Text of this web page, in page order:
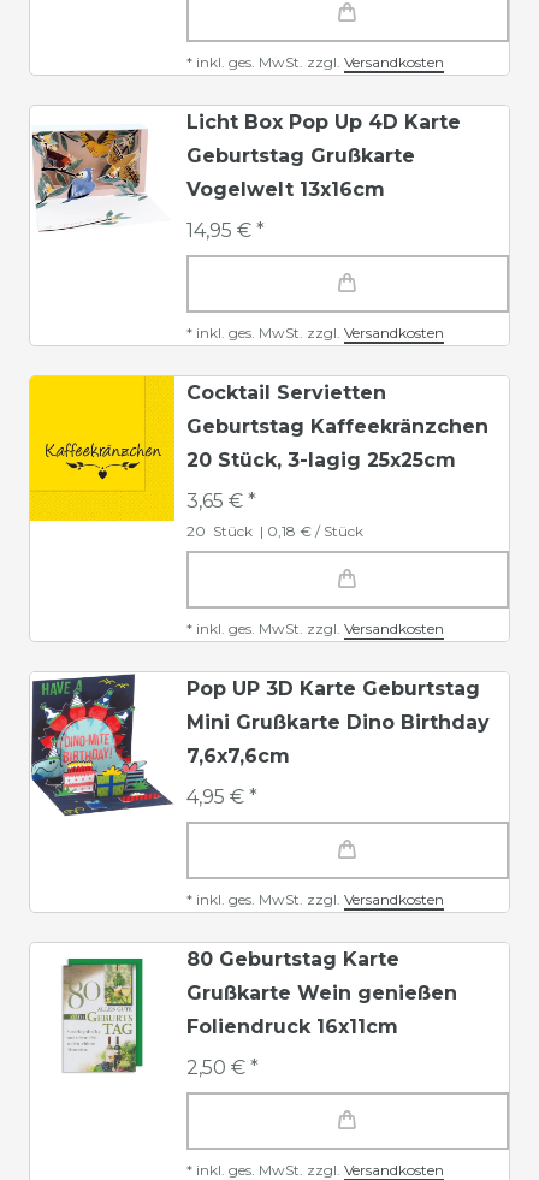
* inkl. ges. MwSt. zzgl. Versandkosten
Licht Box Pop Up 4D Karte
Geburtstag Grußkarte
Vogelwelt 13x16cm
14,95 € *
* inkl. ges. MwSt. zzgl. Versandkosten
Cocktail Servietten
Geburtstag Kaffeekränzchen
20 Stück, 3-lagig 25x25cm
3,65 € *
20 Stück | 0,18 € / Stück
* inkl. ges. MwSt. zzgl. Versandkosten
Pop UP 3D Karte Geburtstag
Mini Grußkarte Dino Birthday
7,6x7,6cm
4,95 € *
* inkl. ges. MwSt. zzgl. Versandkosten
80 Geburtstag Karte
Grußkarte Wein genießen
Foliendruck 16x11cm
2,50 € *
* inkl. ges. MwSt. zzgl. Versandkosten